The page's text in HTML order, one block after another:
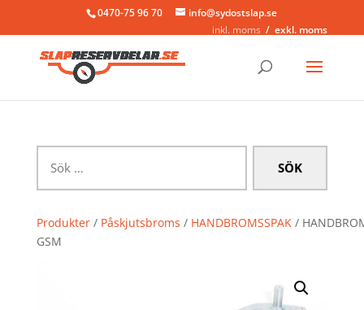
0470-75 96 70
info@sydostslap.se
inkl. moms
exkl. moms
efter:
Produkter/ Påskjutsbroms / HANDBROMSSPAK/
GSM